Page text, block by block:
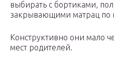
выбирать с бортиками,
закрывающими матрац по
Конструктивно они мало
мест родителей.